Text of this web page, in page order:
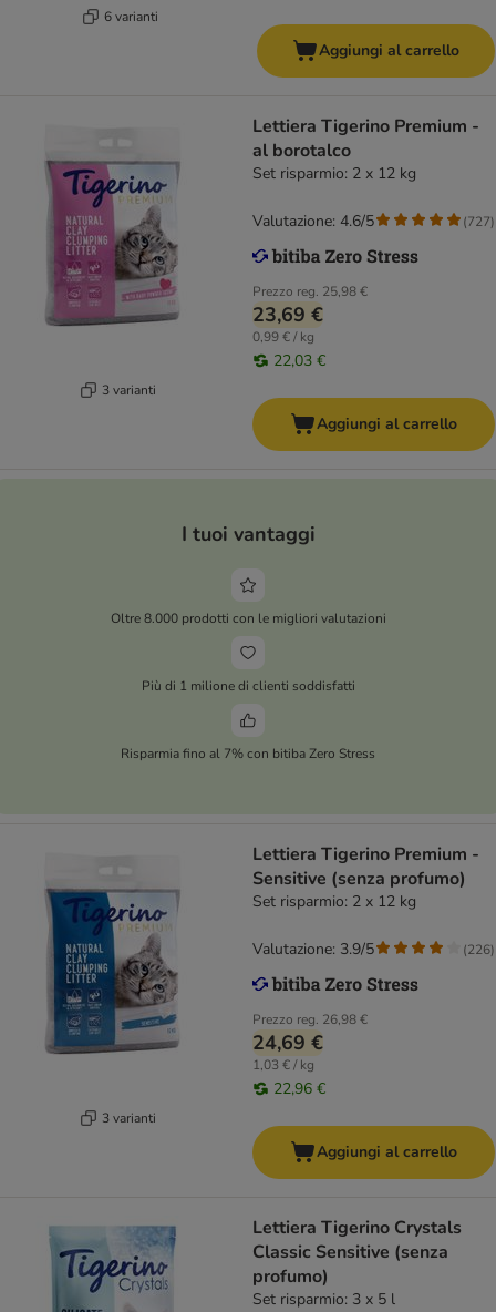
6 varianti
Aggiungi al carrello
3 varianti
Lettiera Tigerino Premium -
al borotalco
Set risparmio: 2 x 12 kg
Prezzo reg. 25,98 €
23,69 €
0,99 € / kg
22,03 €
Valutazione: 4.6/5 (727)
Aggiungi al carrello
I tuoi vantaggi
Oltre 8.000 prodotti con le migliori valutazioni
Più di 1 milione di clienti soddisfatti
Risparmia fino al 7% con bitiba Zero Stress
3 varianti
Lettiera Tigerino Premium -
Sensitive (senza profumo)
Set risparmio: 2 x 12 kg
Prezzo reg. 26,98 €
24,69 €
1,03 € / kg
22,96 €
Valutazione: 3.9/5 (226)
Aggiungi al carrello
Lettiera Tigerino Crystals
Classic Sensitive (senza
profumo)
Set risparmio: 3 x 5 l